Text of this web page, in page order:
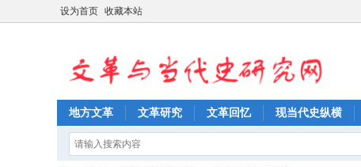
设为首页 收藏本站
地方文革 文革研究 文革回忆 现当代史纵横